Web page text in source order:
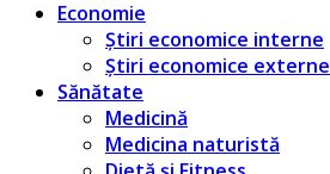
Economie
Știri economice interne
Știri economice externe
Sănătate
Medicină
Medicina naturistă